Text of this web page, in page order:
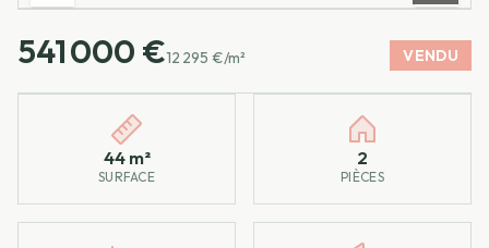
541 000 €12 295 €/m² VENDU
Caractéristiques principales
44 m²
SURFACE
2
PIÈCES